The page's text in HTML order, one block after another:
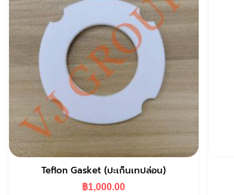
Teflon Gasket (ปะเก็นเทปล่อน)
฿1,000.00